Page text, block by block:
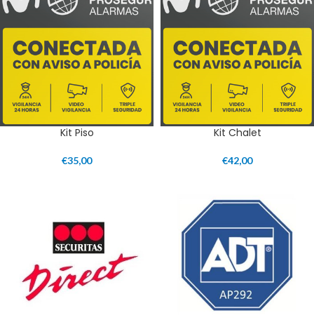
Kit Piso
€35,00
Kit Chalet
€42,00